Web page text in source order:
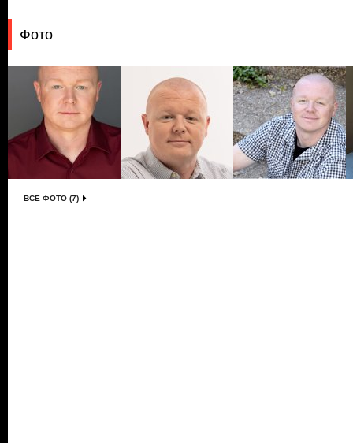
Фото
ВСЕ ФОТО (7)